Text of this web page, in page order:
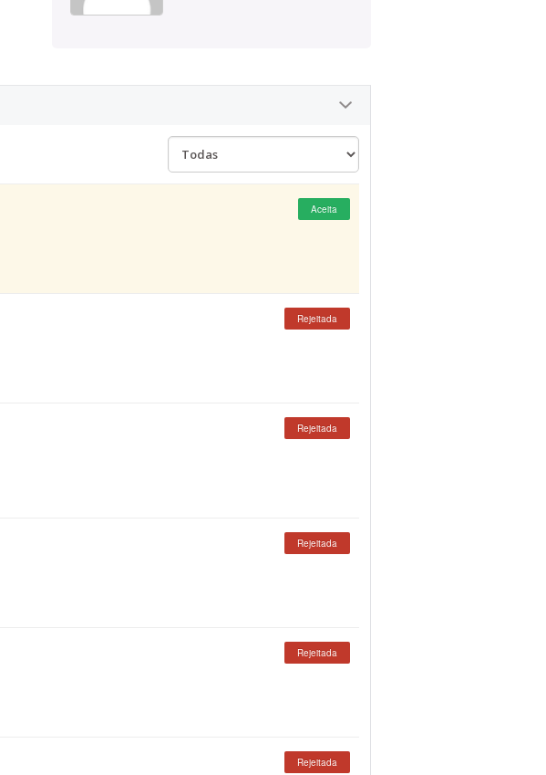
Aceita
Rejeitada
Rejeitada
Rejeitada
Rejeitada
Rejeitada